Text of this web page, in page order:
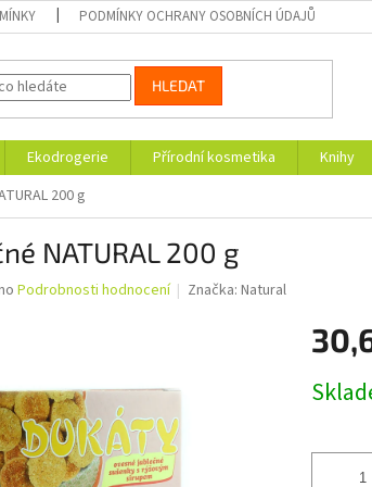
PODMÍNKY OCHRANY OSOBNÍCH ÚDAJŮ
HLEDAT
Ekodrogerie Přírodní kosmetika Knihy
200 g
NATURAL 200 g
Podrobnosti hodnocení Značka:Natural
cena: